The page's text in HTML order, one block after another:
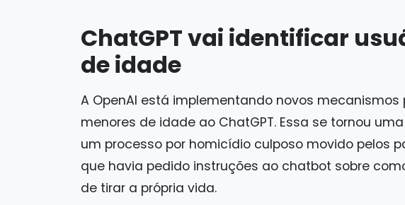
ChatGPT vai identificar
de idade
A OpenAI está implementando novos
menores de idade ao ChatGPT. Essa se tornou
um processo por homicídio culposo movido pelos
que havia pedido instruções ao chatbot sobre
de tirar a própria vida.